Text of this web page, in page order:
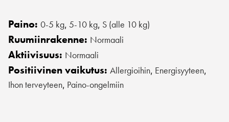
Paino: 0-5 kg, 5-10 kg, S (alle 10 kg)
Ruumiinrakenne: Normaali
Aktiivisuus: Normaali
Positiivinen vaikutus: Allergioihin, Energisyyteen,
Ihon terveyteen, Paino-ongelmiin